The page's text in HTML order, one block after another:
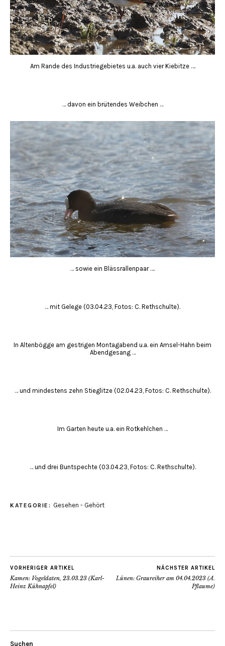
Am Rande des Industriegebietes u.a. auch vier Kiebitze ….
… davon ein brütendes Weibchen …
… sowie ein Blässrallenpaar ….
… mit Gelege (03.04.23, Fotos: C. Rethschulte).
In Altenbögge am gestrigen Montagabend u.a. ein Amsel-Hahn beim
Abendgesang …
… und mindestens zehn Stieglitze (02.04.23, Fotos: C. Rethschulte).
Im Garten heute u.a. ein Rotkehlchen …
… und drei Buntspechte (03.04.23, Fotos: C. Rethschulte).
KATEGORIE: Gesehen - Gehört
VORHERIGER ARTIKEL
Kamen: Vogeldaten, 23.03.23 (Karl-
Heinz Kühnapfel)
NÄCHSTER ARTIKEL
Lünen: Graureiher am 04.04.2023 (A.
Pflaume)
Suchen